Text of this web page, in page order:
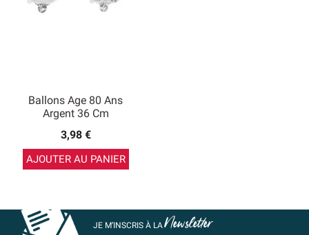
Ballons Age 80 Ans
Argent 36 Cm
3,98 €
AJOUTER AU PANIER
JE M’INSCRIS À LANewsletter